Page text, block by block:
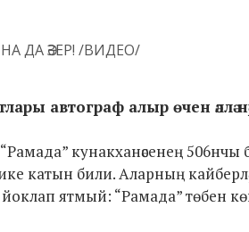
автограф алыр өчен әллә
кунакханәсенең 506нчы
катын били. Аларның
ятмый: “Рамада” төбен